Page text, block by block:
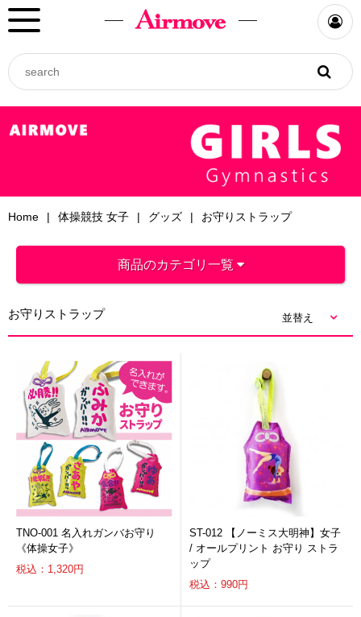
Home 体操競技 女子 グッズ お守りストラップ
商品のカテゴリ一覧
お守りストラップ 並替え
TNO-001 名入れガンバお守り
《体操女子》
税込：1,320円
ST-012 【ノーミス大明神】女子
/ オールプリント お守り ストラ
ップ
税込：990円